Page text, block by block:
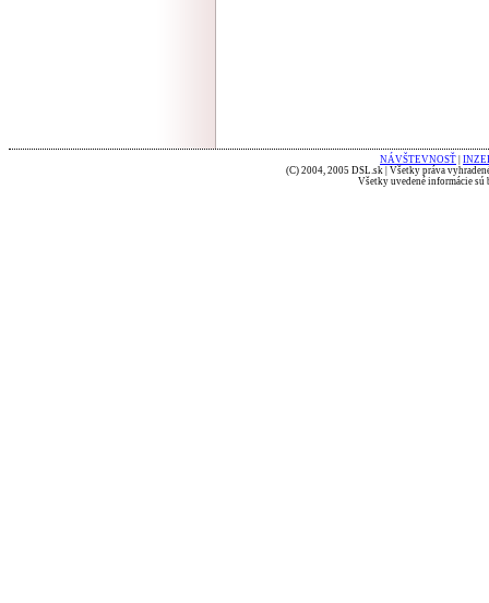
NÁVŠTEVNOSŤ
(C) 2004, 2005 DSL.sk | Všetky práva
Všetky uvedené informácie sú